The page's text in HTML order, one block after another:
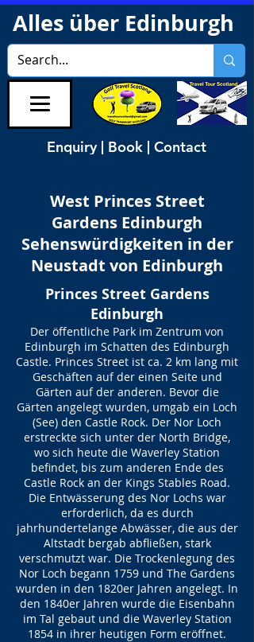
Alles über Edinburgh
Enquiry | Book | Contact
West Princes Street
Gardens Edinburgh
Sehenswürdigkeiten in der
Neustadt von Edinburgh
Princes Street Gardens
Edinburgh
Der öffentliche Park im Zentrum von
Edinburgh im Schatten des Edinburgh
Castle. Princes Street ist ca. 2 km lang mit
Geschäften auf der einen Seite und
Gärten auf der anderen. Bevor die
Gärten angelegt wurden, umgab ein Loch
(See) den Castle Rock. Der Nor Loch
erstreckte sich unter der North Bridge,
wo sich heute die Waverley Station
befindet, bis zum anderen Ende des
Castle Rock an der Kings Stables Road.
Die Entwässerung des Nor Lochs war
erforderlich, da es durch
jahrhundertelange Abwässer, die aus der
Altstadt bergab abfließen, stark
verschmutzt war. Die Trockenlegung des
Nor Loch begann 1759 und The Gardens
wurden in den 1820er Jahren angelegt. In
den 1840er Jahren wurde die Eisenbahn
im Tal gebaut und die Waverley Station
1854 in ihrer heutigen Form eröffnet.